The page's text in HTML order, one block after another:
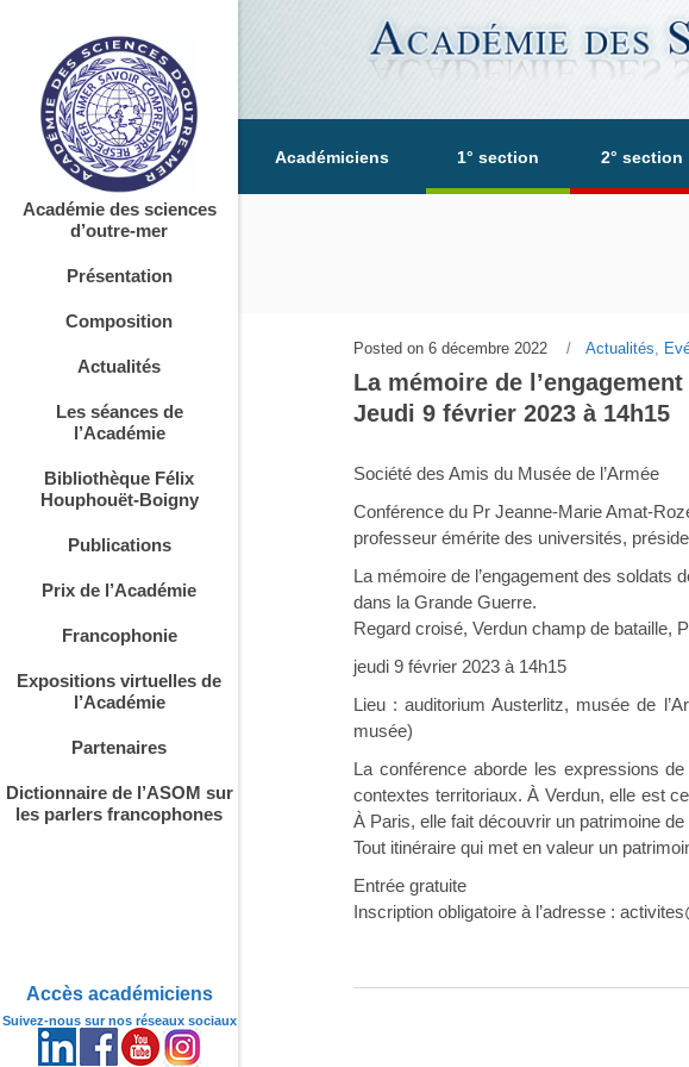
Académiciens 1° section 2° section
Académie des sciences
d’outre-mer
Présentation
Composition
Actualités
Les séances de
l’Académie
Bibliothèque Félix
Houphouët-Boigny
Publications
Prix de l’Académie
Francophonie
Expositions virtuelles de
l’Académie
Partenaires
Dictionnaire de l’ASOM sur
les parlers francophones
Accès académiciens
Suivez-nous sur nos réseaux sociaux
Posted on 6 décembre 2022 Actualités,
La mémoire de
Jeudi 9 février 2023 à 14h15
Société des Amis du Musée de l’Armée
Conférence du Pr Jeanne-Marie Amat-
professeur émérite des universités,
La mémoire de l’engagement des soldats
dans la Grande Guerre.
Regard croisé, Verdun champ de bataille,
jeudi 9 février 2023 à 14h15
Lieu : auditorium Austerlitz, musée de
musée)
La conférence aborde les expressions
contextes territoriaux. À Verdun, elle est
À Paris, elle fait découvrir un patrimoine
Tout itinéraire qui met en valeur un
Entrée gratuite
Inscription obligatoire à l’adresse :